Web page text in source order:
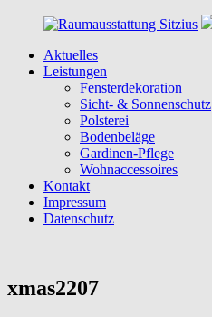
springen
Raumausstattung
Raumausstattung
Umgebung
Aktuelles
Leistungen
Fensterdekoration
Sicht- & Sonnenschutz
Polsterei
Bodenbeläge
Gardinen-Pflege
Wohnaccessoires
Kontakt
Impressum
Datenschutz
xmas2207